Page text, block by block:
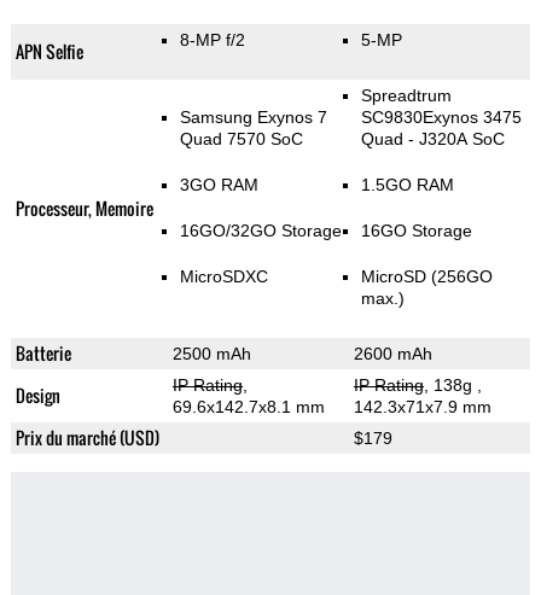
APN Selfie 8-MP f/2 5-MP
Processeur, Memoire
Samsung Exynos 7
Quad 7570 SoC
3GO RAM
16GO/32GO Storage
MicroSDXC
Spreadtrum
SC9830Exynos 3475
Quad - J320A SoC
1.5GO RAM
16GO Storage
MicroSD (256GO
max.)
Batterie 2500 mAh 2600 mAh
Design IP Rating,
69.6x142.7x8.1 mm
IP Rating, 138g
142.3x71x7.9 mm
Prix du marché (USD) $179